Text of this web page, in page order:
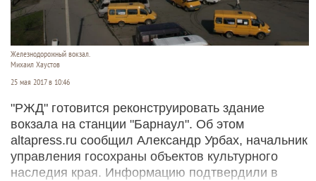
Железнодорожный вокзал.
Михаил Хаустов
25 мая 2017 в 10:46
"РЖД" готовится реконструировать здание
вокзала на станции "Барнаул". Об этом
altapress.ru сообщил Александр Урбах, начальник
управления госохраны объектов культурного
наследия края. Информацию подтвердили в